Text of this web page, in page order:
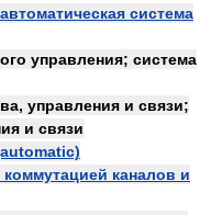
автоматическая система
управления; система
управления и связи;
и связи
каналов и